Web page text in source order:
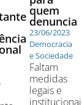
quem
denuncia
23/06/2023
Democracia
e Sociedade
Faltam
medidas
legais e